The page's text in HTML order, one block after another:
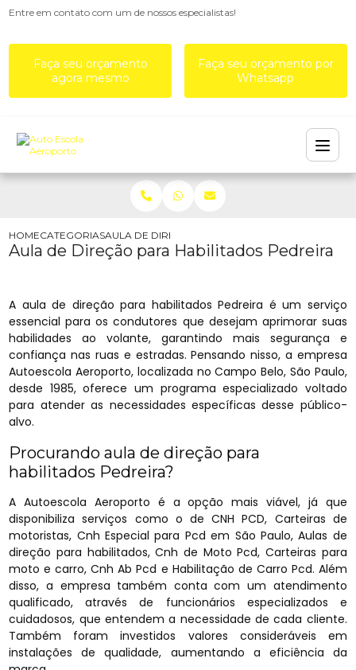
Entre em contato com um de nossos especialistas!
Faça seu orçamento
agora mesmo
Faça seu orçamento por
Whatsapp
HOMECATEGORIASAULA DE DIREÇÃO PARA HABILITADOS PEDREIRA
Aula de Direção para Habilitados Pedreira
A aula de direção para habilitados Pedreira é um serviço
essencial para os condutores que desejam aprimorar suas
habilidades ao volante, garantindo mais segurança e
confiança nas ruas e estradas. Pensando nisso, a empresa
Autoescola Aeroporto, localizada no Campo Belo, São Paulo,
desde 1985, oferece um programa especializado voltado
para atender as necessidades específicas desse público-
alvo.
Procurando aula de direção para
habilitados Pedreira?
A Autoescola Aeroporto é a opção mais viável, já que
disponibiliza serviços como o de CNH PCD, Carteiras de
motoristas, Cnh Especial para Pcd em São Paulo, Aulas de
direção para habilitados, Cnh de Moto Pcd, Carteiras para
moto e carro, Cnh Ab Pcd e Habilitação de Carro Pcd. Além
disso, a empresa também conta com um atendimento
qualificado, através de funcionários especializados e
cuidadosos, que entendem a necessidade de cada cliente.
Também foram investidos valores consideráveis em
instalações de qualidade, aumentando a eficiência da